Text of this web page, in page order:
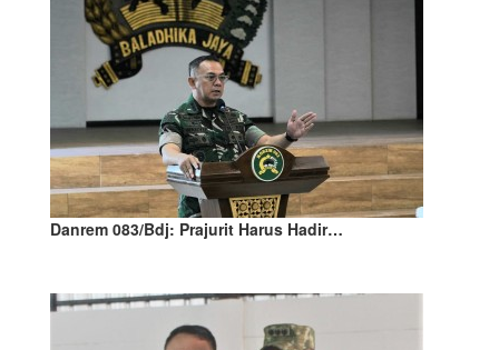
Danrem 083/Bdj: Prajurit Harus Hadir…